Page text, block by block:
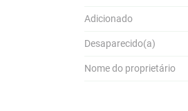
Adicionado
Desaparecido(a)
Nome do proprietário